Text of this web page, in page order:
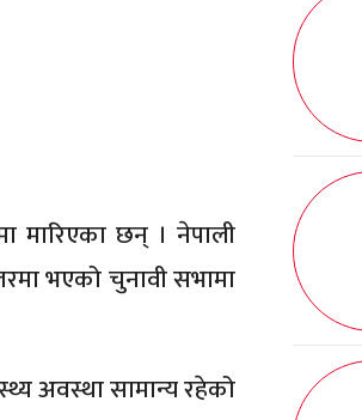
मारिएका छन् । नेपाली
भएको चुनावी सभामा
अवस्था सामान्य रहेको